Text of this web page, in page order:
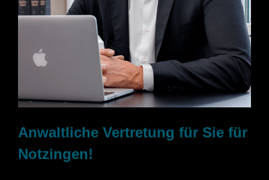
Anwaltliche Vertretung für Sie für
Notzingen!